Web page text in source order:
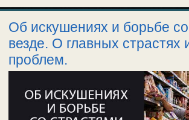
Об искушениях и борьбе
везде. О главных страстях
проблем.